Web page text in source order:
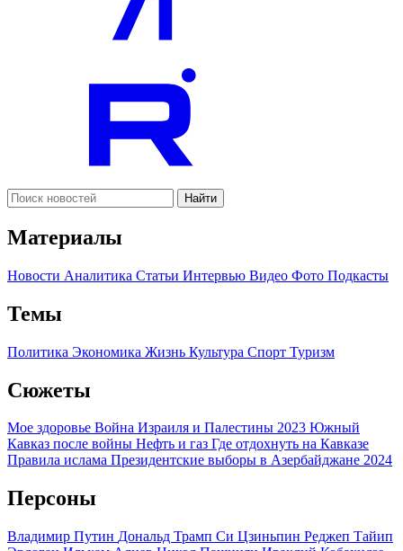
Найти
Материалы
Новости Аналитика Статьи Интервью Видео Фото Подкасты
Темы
Политика Экономика Жизнь Культура Спорт Туризм
Сюжеты
Мое здоровье Война Израиля и Палестины 2023 Южный
Кавказ после войны Нефть и газ Где отдохнуть на Кавказе
Правила ислама Президентские выборы в Азербайджане 2024
Персоны
Владимир Путин Дональд Трамп Си Цзиньпин Реджеп Тайип